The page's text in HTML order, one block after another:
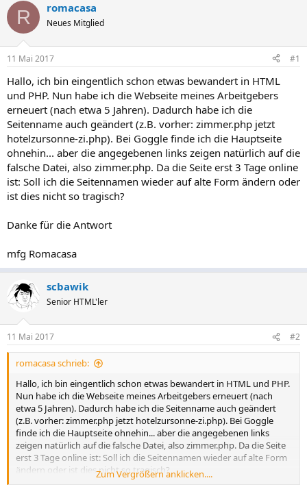
R romacasa
Neues Mitglied
11 Mai 2017 #1
Hallo, ich bin eingentlich schon etwas bewandert in HTML
und PHP. Nun habe ich die Webseite meines Arbeitgebers
erneuert (nach etwa 5 Jahren). Dadurch habe ich die
Seitenname auch geändert (z.B. vorher: zimmer.php jetzt
hotelzursonne-zi.php). Bei Goggle finde ich die Hauptseite
ohnehin... aber die angegebenen links zeigen natürlich auf die
falsche Datei, also zimmer.php. Da die Seite erst 3 Tage online
ist: Soll ich die Seitennamen wieder auf alte Form ändern oder
ist dies nicht so tragisch?
Danke für die Antwort
mfg Romacasa
scbawik
Senior HTML'ler
11 Mai 2017 #2
romacasa schrieb:
Hallo, ich bin eingentlich schon etwas bewandert in HTML und PHP.
Nun habe ich die Webseite meines Arbeitgebers erneuert (nach
etwa 5 Jahren). Dadurch habe ich die Seitenname auch geändert
(z.B. vorher: zimmer.php jetzt hotelzursonne-zi.php). Bei Goggle
finde ich die Hauptseite ohnehin... aber die angegebenen links
zeigen natürlich auf die falsche Datei, also zimmer.php. Da die Seite
erst 3 Tage online ist: Soll ich die Seitennamen wieder auf alte Form
ändern oder ist dies nicht so tragisch?
Zum Vergrößern anklicken....